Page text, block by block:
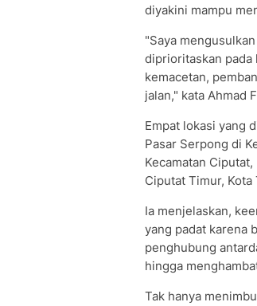
diyakini mampu
"Saya
diprioritaskan pada
kemacetan,
jalan," kata Ahmad
Empat lokasi yang
Pasar Serpong di
Kecamatan
Ciputat Timur, Kota
Ia menjelaskan,
yang padat karena
penghubung
hingga
Tak hanya